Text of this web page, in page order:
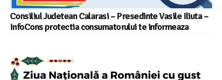
Consiliul Judetean Calarasi – Presedinte Vasile Iliuta –
InfoCons protectia consumatorului te informeaza